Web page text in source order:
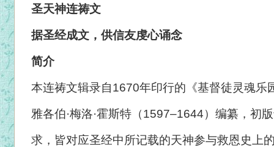
圣天神连祷文
据圣经成文，供信友虔心诵念
简介
本连祷文辑录自1670年印行的《基督徒灵魂乐
雅各伯·梅洛·霍斯特（1597–1644）编纂，初
求，皆对应圣经中所记载的天神参与救恩史上